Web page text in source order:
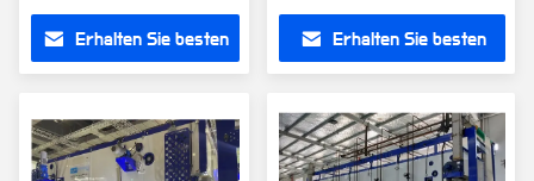
Maschine 50KW
Erhalten Sie besten
Edelstahl
Erhalten Sie besten